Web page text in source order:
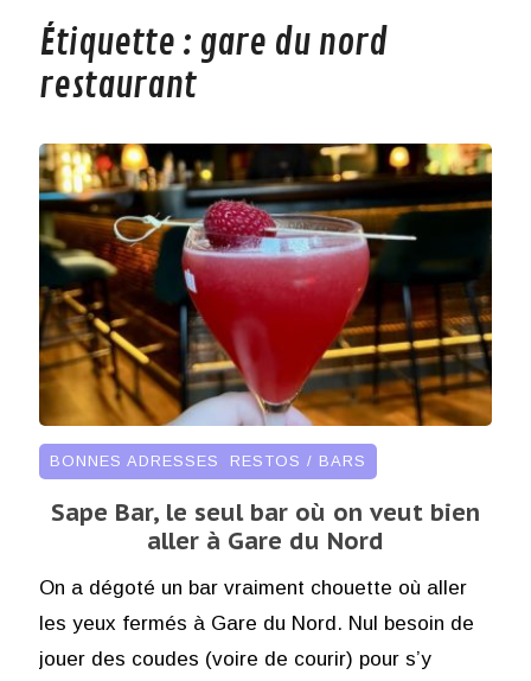
Étiquette : gare du nord
restaurant
BONNES ADRESSES RESTOS / BARS
Sape Bar, le seul bar où on veut bien
aller à Gare du Nord
On a dégoté un bar vraiment chouette où aller
les yeux fermés à Gare du Nord. Nul besoin de
jouer des coudes (voire de courir) pour s’y